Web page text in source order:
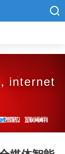
internet